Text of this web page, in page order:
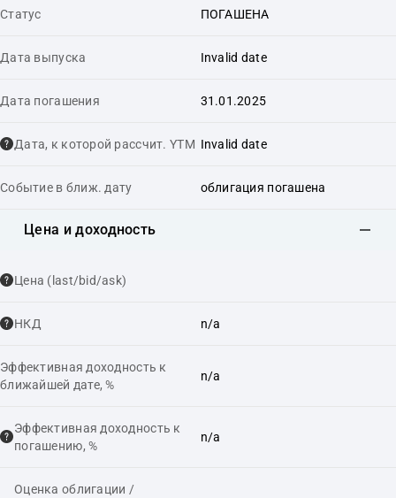
Статус ПОГАШЕНА
Дата выпуска Invalid date
Дата погашения 31.01.2025
Дата, к которой рассчит. YTM Invalid date
Событие в ближ. дату облигация погашена
Цена и доходность
Цена (last/bid/ask)
НКД n/a
Эффективная доходность к
ближайшей дате, %
n/a
Эффективная доходность к
погашению, %
n/a
Оценка облигации /